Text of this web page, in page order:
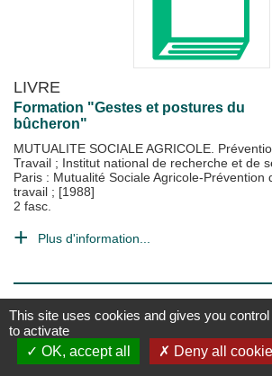
LIVRE
Formation "Gestes et postures du
bûcheron"
MUTUALITE SOCIALE AGRICOLE.
Travail ; Institut national de recherche et de
Paris : Mutualité Sociale Agricole-Prévention
travail ; [1988]
2 fasc.
Plus d'information...
This site uses cookies and gives you
to activate
OK, accept all
Deny all